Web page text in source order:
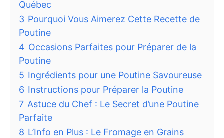
Québec
3 Pourquoi Vous Aimerez Cette Recette de
Poutine
4 Occasions Parfaites pour Préparer de la
Poutine
5 Ingrédients pour une Poutine Savoureuse
6 Instructions pour Préparer la Poutine
7 Astuce du Chef : Le Secret d’une Poutine
Parfaite
8 L’Info en Plus : Le Fromage en Grains